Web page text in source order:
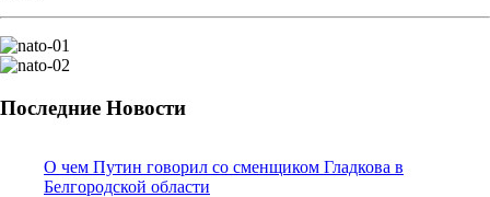
Последние Новости
О чем Путин говорил со сменщиком Гладкова в
Белгородской области